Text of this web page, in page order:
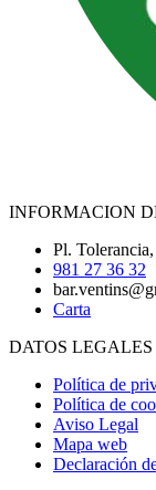
INFORMACION
Pl.
981 27 36 32
Carta
DATOS LEGALES
Política de
Política de
Aviso Legal
Mapa web
Declaración